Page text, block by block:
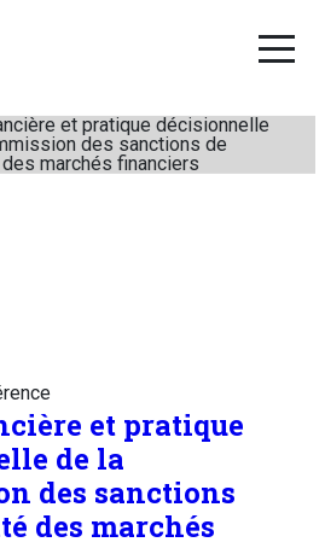
et pratique décisionnelle
des sanctions de
des marchés financiers
et pratique
de la
des sanctions
des marchés